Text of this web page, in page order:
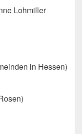
Lohmiller
in Hessen)